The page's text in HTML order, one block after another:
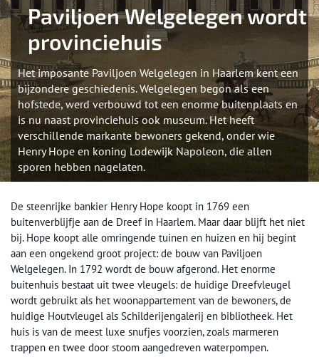
Paviljoen Welgelegen wordt
provinciehuis
Het imposante Paviljoen Welgelegen in Haarlem kent een
bijzondere geschiedenis. Welgelegen begon als een
hofstede, werd verbouwd tot een enorme buitenplaats en
is nu naast provinciehuis ook museum. Het heeft
verschillende markante bewoners gekend, onder wie
Henry Hope en koning Lodewijk Napoleon, die allen
sporen hebben nagelaten.
De steenrijke bankier Henry Hope koopt in 1769 een
buitenverblijfje aan de Dreef in Haarlem. Maar daar blijft het niet
bij. Hope koopt alle omringende tuinen en huizen en hij begint
aan een ongekend groot project: de bouw van Paviljoen
Welgelegen. In 1792 wordt de bouw afgerond. Het enorme
buitenhuis bestaat uit twee vleugels: de huidige Dreefvleugel
wordt gebruikt als het woonappartement van de bewoners, de
huidige Houtvleugel als Schilderijengalerij en bibliotheek. Het
huis is van de meest luxe snufjes voorzien, zoals marmeren
trappen en twee door stoom aangedreven waterpompen.